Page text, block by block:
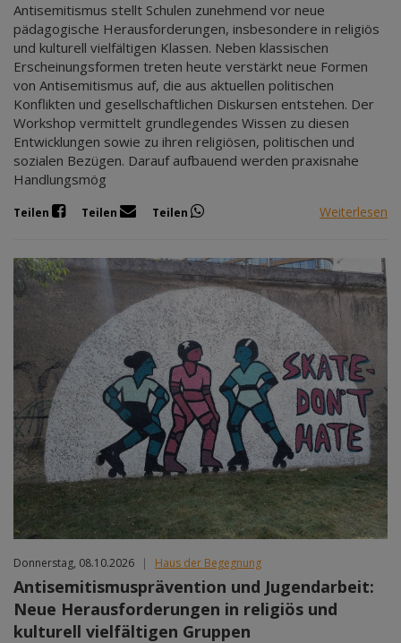
Antisemitismus stellt Schulen zunehmend vor neue
pädagogische Herausforderungen, insbesondere in religiös
und kulturell vielfältigen Klassen. Neben klassischen
Erscheinungsformen treten heute verstärkt neue Formen
von Antisemitismus auf, die aus aktuellen politischen
Konflikten und gesellschaftlichen Diskursen entstehen. Der
Workshop vermittelt grundlegendes Wissen zu diesen
Entwicklungen sowie zu ihren religiösen, politischen und
sozialen Bezügen. Darauf aufbauend werden praxisnahe
Handlungsmög
Teilen Teilen Teilen Weiterlesen
Donnerstag, 08.10.2026 | Haus der Begegnung
Antisemitismusprävention und Jugendarbeit:
Neue Herausforderungen in religiös und
kulturell vielfältigen Gruppen